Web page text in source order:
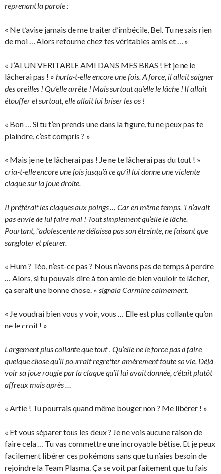
reprenant la parole :
« Ne t’avise jamais de me traiter d’imbécile, Bel. Tu ne sais rien
de moi … Alors retourne chez tes véritables amis et … »
« J’AI UN VERITABLE AMI DANS MES BRAS ! Et je ne le
lâcherai pas ! » hurla-t-elle encore une fois. A force, il allait saigner
des oreilles ! Qu’elle arrête ! Mais surtout qu’elle le lâche ! Il allait
étouffer et surtout, elle allait lui briser les os !
« Bon … Si tu t’en prends une dans la figure, tu ne peux pas te
plaindre, c’est compris ? »
« Mais je ne te lâcherai pas ! Je ne te lâcherai pas du tout ! »
cria-t-elle encore une fois jusqu’à ce qu’il lui donne une violente
claque sur la joue droite.
Il préférait les claques aux poings … Car en même temps, il n’avait
pas envie de lui faire mal ! Tout simplement qu’elle le lâche.
Pourtant, l’adolescente ne délaissa pas son étreinte, ne faisant que
sangloter et pleurer.
« Hum ? Téo, n’est-ce pas ? Nous n’avons pas de temps à perdre
… Alors, si tu pouvais dire à ton amie de bien vouloir te lâcher,
ça serait une bonne chose. » signala Carmine calmement.
« Je voudrai bien vous y voir, vous … Elle est plus collante qu’on
ne le croit ! »
Largement plus collante que tout ! Qu’elle ne le force pas à faire
quelque chose qu’il pourrait regretter amèrement toute sa vie. Déjà
voir sa joue rougie par la claque qu’il lui avait donnée, c’était plutôt
affreux mais après …
« Artie ! Tu pourrais quand même bouger non ? Me libérer ! »
« Et vous séparer tous les deux ? Je ne vois aucune raison de
faire cela … Tu vas commettre une incroyable bêtise. Et je peux
facilement libérer ces pokémons sans que tu n’aies besoin de
rejoindre la Team Plasma. Ça se voit parfaitement que tu fais